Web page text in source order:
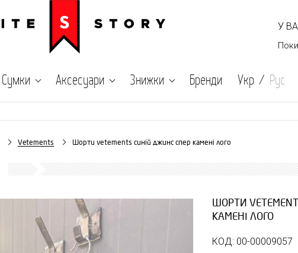
У
Сумки Аксесуари Знижки Бренди Укр / Рус
Vetements Шорти vetements синій джинс спер камені лого
ШОРТИ
КАМЕНІ ЛОГО
КОД: 00-00009057